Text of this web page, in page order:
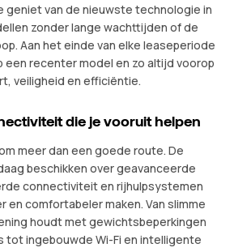
geniet van de nieuwste technologie in
zonder lange wachttijden of de
Aan het einde van elke leaseperiode
een recenter model en zo altijd voorop
veiligheid en efficiëntie.
die je vooruit helpen
meer dan een goede route. De
beschikken over geavanceerde
connectiviteit en rijhulpsystemen
en comfortabeler maken. Van slimme
houdt met gewichtsbeperkingen
tot ingebouwde Wi-Fi en intelligente